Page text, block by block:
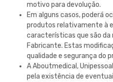
motivo para devolução.
Em alguns casos, poderá
produtos relativamente à
características que são da
Fabricante. Estas
qualidade e segurança do
AAboutmedical,
pela existência de